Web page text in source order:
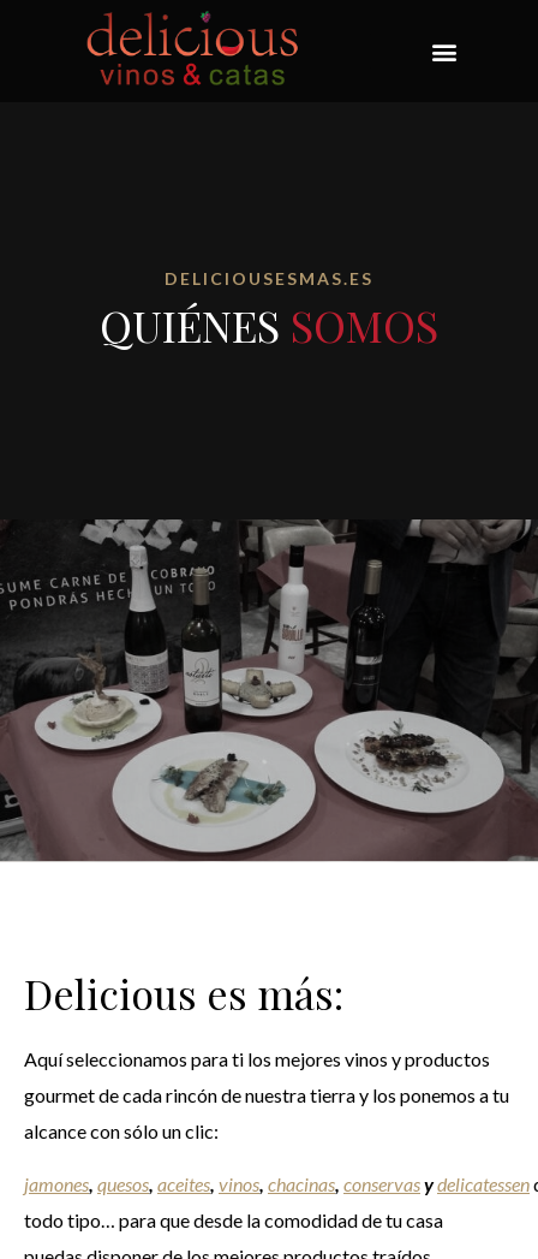
DELICIOUSESMAS.ES
QUIÉNES SOMOS
Delicious es más:
Aquí seleccionamos para ti los mejores vinos y productos
gourmet de cada rincón de nuestra tierra y los ponemos a tu
alcance con sólo un clic:
jamones, quesos, aceites, vinos, chacinas, conservasydelicatessen
todo tipo… para que desde la comodidad de tu casa